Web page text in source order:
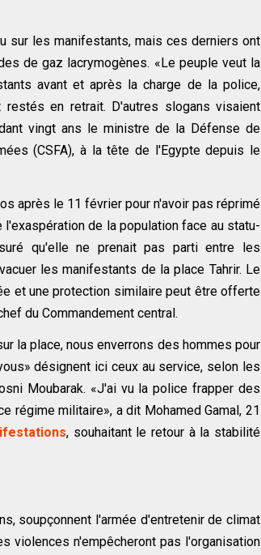
sur les manifestants, mais ces derniers ont
de gaz lacrymogènes. «Le peuple veut la
avant et après la charge de la police,
en retrait. D'autres slogans visaient
vingt ans le ministre de la Défense de
(CSFA), à la tête de l'Egypte depuis le
après le 11 février pour n'avoir pas réprimé
de la population face au statu-
qu'elle ne prenait pas parti entre les
les manifestants de la place Tahrir. Le
et une protection similaire peut être offerte
du Commandement central.
la place, nous enverrons des hommes pour
désignent ici ceux au service, selon les
Moubarak. «J'ai vu la police frapper des
régime militaire», a dit Mohamed Gamal, 21
, souhaitant le retour à la stabilité
soupçonnent l'armée d'entretenir de climat
violences n'empêcheront pas l'organisation